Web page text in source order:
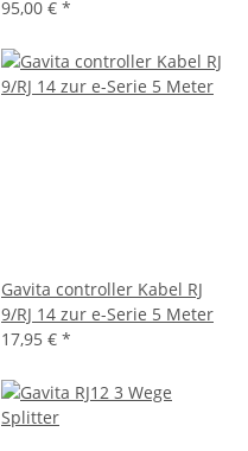
95,00 € *
Gavita controller Kabel RJ
9/RJ 14 zur e-Serie 5 Meter
17,95 € *